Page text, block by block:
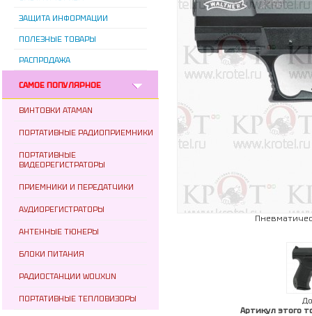
ЗАЩИТА ИНФОРМАЦИИ
ПОЛЕЗНЫЕ ТОВАРЫ
РАСПРОДАЖА
САМОЕ ПОПУЛЯРНОЕ
ВИНТОВКИ ATAMAN
ПОРТАТИВНЫЕ РАДИОПРИЕМНИКИ
ПОРТАТИВНЫЕ
ВИДЕОРЕГИСТРАТОРЫ
ПРИЕМНИКИ И ПЕРЕДАТЧИКИ
АУДИОРЕГИСТРАТОРЫ
АНТЕННЫЕ ТЮНЕРЫ
БЛОКИ ПИТАНИЯ
РАДИОСТАНЦИИ WOUXUN
ПОРТАТИВНЫЕ ТЕПЛОВИЗОРЫ
Артикул этого